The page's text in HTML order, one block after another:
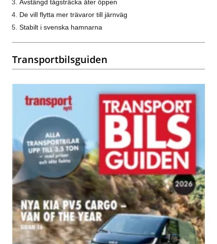
Avstängd tågsträcka åter öppen
De vill flytta mer trävaror till järnväg
Stabilt i svenska hamnarna
Transportbilsguiden